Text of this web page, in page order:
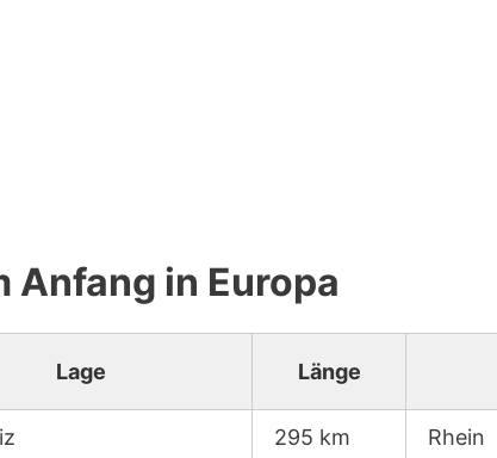
Anfang in Europa
Lage Länge
295 km Rhein